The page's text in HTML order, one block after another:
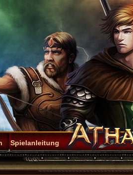
Spielanleitung